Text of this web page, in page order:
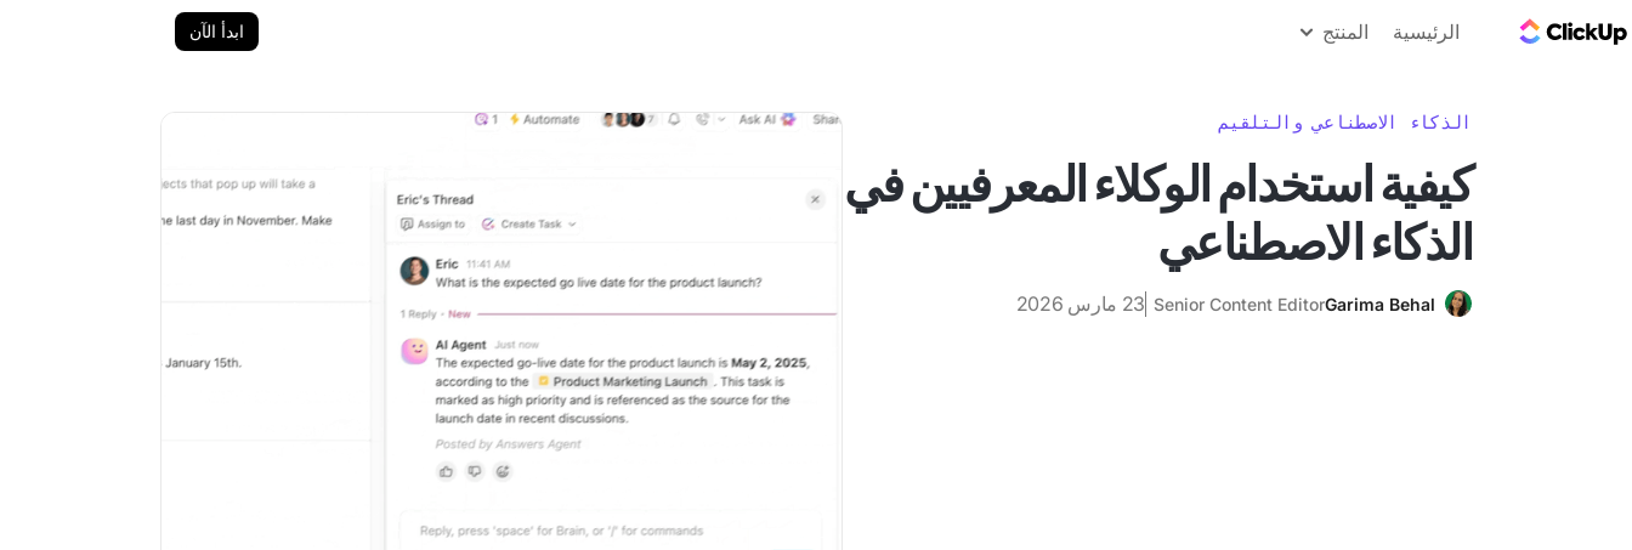
الرئيسية المنتج ابدأ الآن
الذكاء الاصطناعي والتلقيم
كيفية استخدام الوكلاء المعرفيين في
الذكاء الاصطناعي
Garima Behal
Senior Content Editor 23 مارس 2026